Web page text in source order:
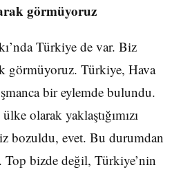
görmüyoruz
Türkiye de var. Biz
görmüyoruz. Türkiye, Hava
bir eylemde bulundu.
olarak yaklaştığımızı
bozuldu, evet. Bu durumdan
Top bizde değil, Türkiye’nin